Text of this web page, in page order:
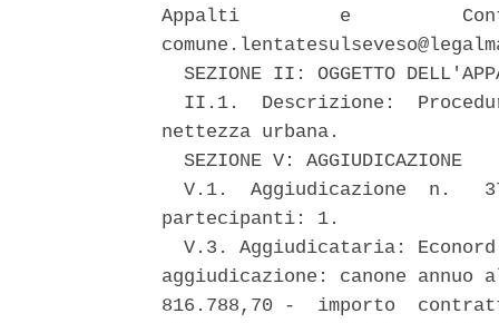
Appalti         e
SEZIONE II: OGGETTO
II.1.  Descrizione:
nettezza urbana.
  SEZIONE V: AGGIUDICAZIONE
V.1.  Aggiudicazione  n.
partecipanti: 1.
V.3. Aggiudicataria:
aggiudicazione: canone
816.788,70 -  importo